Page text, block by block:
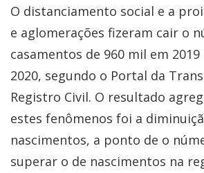
O distanciamento social e a
e aglomerações fizeram cair o
casamentos de 960 mil em
2020, segundo o Portal da
Registro Civil. O resultado
estes fenômenos foi a
nascimentos, a ponto de o
superar o de nascimentos na